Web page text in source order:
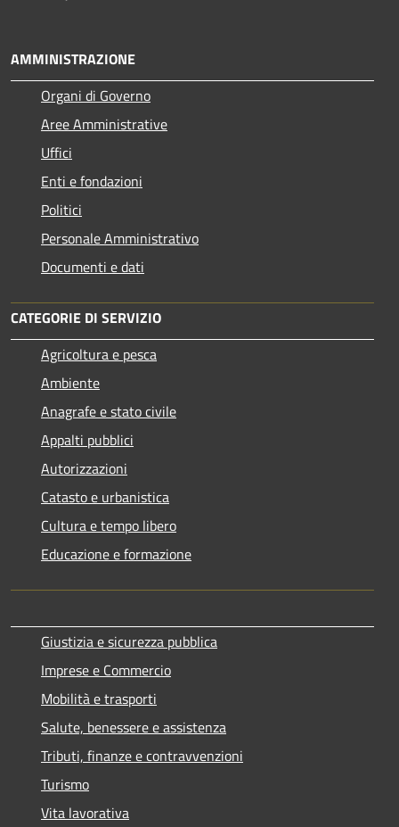
AMMINISTRAZIONE
Organi di Governo
Aree Amministrative
Uffici
Enti e fondazioni
Politici
Personale Amministrativo
Documenti e dati
CATEGORIE DI SERVIZIO
Agricoltura e pesca
Ambiente
Anagrafe e stato civile
Appalti pubblici
Autorizzazioni
Catasto e urbanistica
Cultura e tempo libero
Educazione e formazione
Giustizia e sicurezza pubblica
Imprese e Commercio
Mobilità e trasporti
Salute, benessere e assistenza
Tributi, finanze e contravvenzioni
Turismo
Vita lavorativa